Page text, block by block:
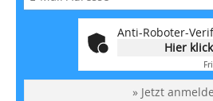
Anti-Roboter-
Hier
» Jetzt